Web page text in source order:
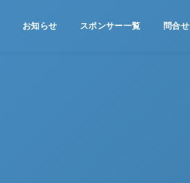
お知らせ スポンサー一覧 問合せ